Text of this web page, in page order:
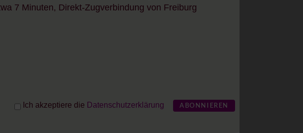
7 Minuten, Direkt-Zugverbindung von Freiburg
Ich akzeptiere die Datenschutzerklärung ABONNIEREN